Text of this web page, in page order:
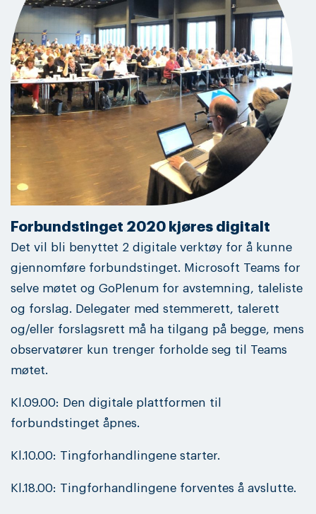
Forbundstinget 2020 kjøres digitalt
Det vil bli benyttet 2 digitale verktøy for å kunne
gjennomføre forbundstinget. Microsoft Teams for
selve møtet og GoPlenum for avstemning, taleliste
og forslag. Delegater med stemmerett, talerett
og/eller forslagsrett må ha tilgang på begge, mens
observatører kun trenger forholde seg til Teams
møtet.
Kl.09.00: Den digitale plattformen til
forbundstinget åpnes.
Kl.10.00: Tingforhandlingene starter.
Kl.18.00: Tingforhandlingene forventes å avslutte.